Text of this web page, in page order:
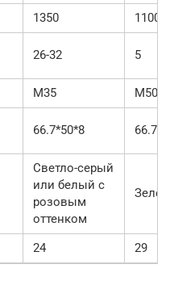
1350
1100
26-32 5
М35
М50
66.7*50*8
Светло-серый
или белый с
розовым
оттенком
24 29